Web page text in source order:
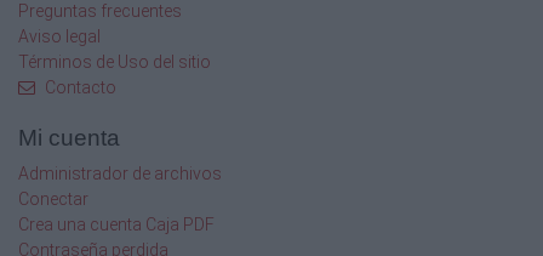




Preguntas frecuentes
Aviso legal
Términos de Uso del sitio
Contacto
Mi cuenta
Administrador de archivos
Conectar
Crea una cuenta Caja PDF
Contraseña perdida